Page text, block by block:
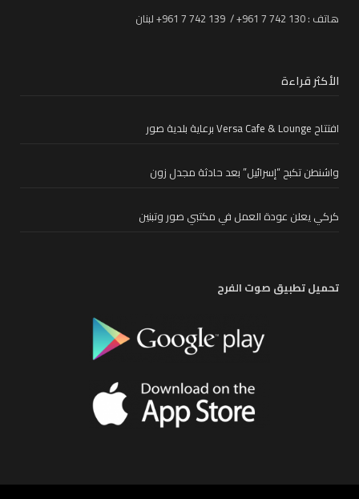
هاتف : 130 742 7 961+ / 139 742 7 961+ لبنان
الأكثر قراءة
افتتاح Versa Cafe & Lounge برعاية بلدية صور
واشنطن تكبح “إسرائيل” بعد حادثة مجدل زون
كركي يعلن عودة العمل في مكتبي صور وتبنين
تحميل تطبيق صوت الفرح